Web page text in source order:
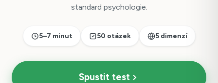
standard psychologie.
5–7 minut 50 otázek 5 dimenzí
Spustit test